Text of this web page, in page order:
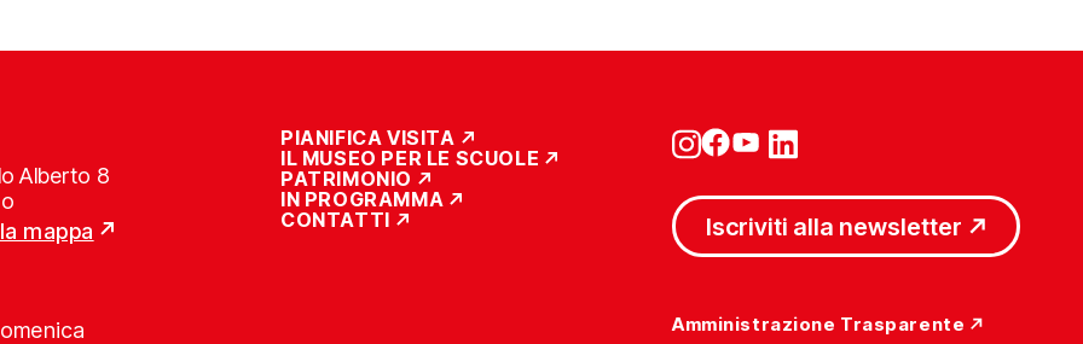
Alberto 8
mappa
PIANIFICA VISITA
IL MUSEO PER LE SCUOLE
PATRIMONIO
IN PROGRAMMA
CONTATTI
Iscriviti alla newsletter
Amministrazione Trasparente